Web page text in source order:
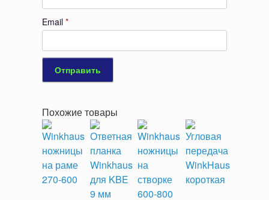
Email *
Похожие товары